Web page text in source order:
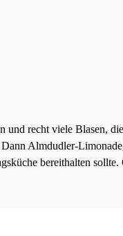
recht viele Blasen,
Almdudler-
bereithalten sollte.